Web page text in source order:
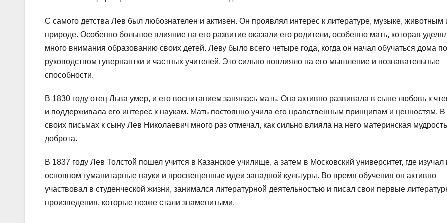
С самого детства Лев был любознателен и активен. Он проявлял интерес к литературе, музыке, животным
природе. Особенно большое влияние на его развитие оказали его родители, особенно мать, которая
много внимания образованию своих детей. Леву было всего четыре года, когда он начал обучаться дома
руководством гувернантки и частных учителей. Это сильно повлияло на его мышление и познавательные
способности.
В 1830 году отец Льва умер, и его воспитанием занялась мать. Она активно развивала в сыне любовь к
и поддерживала его интерес к наукам. Мать постоянно учила его нравственным принципам и ценностям. В
своих письмах к сыну Лев Николаевич много раз отмечал, как сильно влияла на него материнская
доброта.
В 1837 году Лев Толстой пошел учится в Казанское училище, а затем в Московский университет, где изучал
основном гуманитарные науки и просвещенные идеи западной культуры. Во время обучения он активно
участвовал в студенческой жизни, занимался литературной деятельностью и писал свои первые
произведения, которые позже стали знаменитыми.